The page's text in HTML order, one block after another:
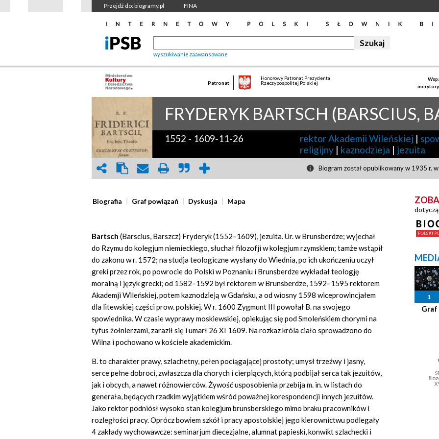
Przejdź do: biogramy.pl FINA
wyszukiwanie zaawansowane
Patronat
Honorowy Patronat Prezydenta
Rzeczypospolitej Polskiej
FRYDERYK BARTSCH (BARSCIUS,
1552 - 1609-11-26 rektor Akademii Wileńskiej |
religijny | kaznodzieja | jezuita
Biogram został opublikowany w 1935 r.
Biografia Graf powiązań Dyskusja Mapa
Bartsch (Barscius, Barszcz) Fryderyk (1552–1609), jezuita. Ur. w Brunsberdze; wyjechał
do Rzymu do kolegjum niemieckiego, słuchał filozofji w kolegjum rzymskiem; tamże wstąpił
do zakonu w r. 1572; na studja teologiczne wysłany do Wiednia, po ich ukończeniu uczył
greki przez rok, po powrocie do Polski w Poznaniu i Brunsberdze wykładał teologję
moralną i język grecki; od 1582–1592 był rektorem w Brunsberdze, 1592–1595 rektorem
Akademji Wileńskiej, potem kaznodzieją w Gdańsku, a od wiosny 1598 wiceprowincjałem
dla litewskiej części prow. polskiej. W r. 1600 Zygmunt III powołał B. na swojego
spowiednika. W czasie wyprawy moskiewskiej, opiekując się pod Smoleńskiem chorymi na
tyfus żołnierzami, zaraził się i umarł 26 XI 1609. Na rozkaz króla ciało sprowadzono do
Wilna i pochowano w kościele akademickim.
B. to charakter prawy, szlachetny, pełen pociągającej prostoty; umysł trzeźwy i jasny,
serce pełne dobroci, zwłaszcza dla chorych i cierpiących, którą podbijał serca tak jezuitów,
jak i obcych, a nawet różnowierców. Żywość usposobienia przebija m. in. w listach do
generała, będących rzadkim wyjątkiem wśród poważnej korespondencji innych jezuitów.
Jako rektor podniósł wysoko stan kolegjum brunsberskiego mimo braku pracowników i
rozległości pracy. Oprócz bowiem szkół i pracy apostolskiej jego kierownictwu podlegały
4 zakłady wychowawcze: seminarjum diecezjalne, alumnat papieski, konwikt szlachecki i
1
Graf